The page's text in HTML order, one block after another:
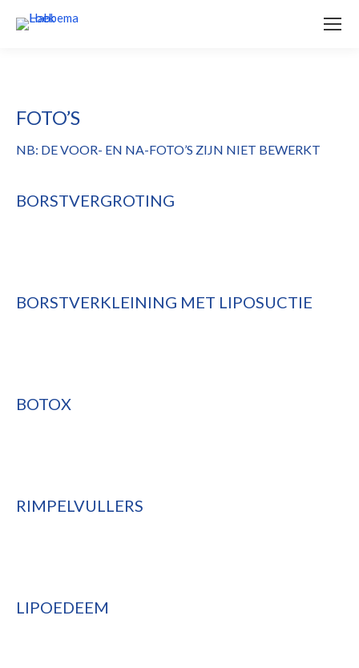
FOTO’S
NB: DE VOOR- EN NA-FOTO’S ZIJN NIET BEWERKT
BORSTVERGROTING
BORSTVERKLEINING MET LIPOSUCTIE
BOTOX
RIMPELVULLERS
LIPOEDEEM